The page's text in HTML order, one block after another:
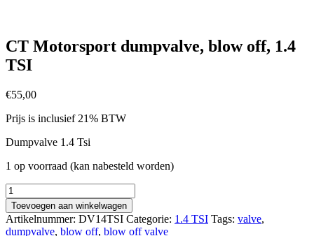
CT Motorsport dumpvalve, blow off, 1.4
TSI
€55,00
Prijs is inclusief 21% BTW
Dumpvalve 1.4 Tsi
1 op voorraad (kan nabesteld worden)
CT
Motorsport
dumpvalve,
blow
Toevoegen aan winkelwagen
Artikelnummer: DV14TSI Categorie: 1.4 TSI Tags: valve,
dumpvalve, blow off, blow off valve